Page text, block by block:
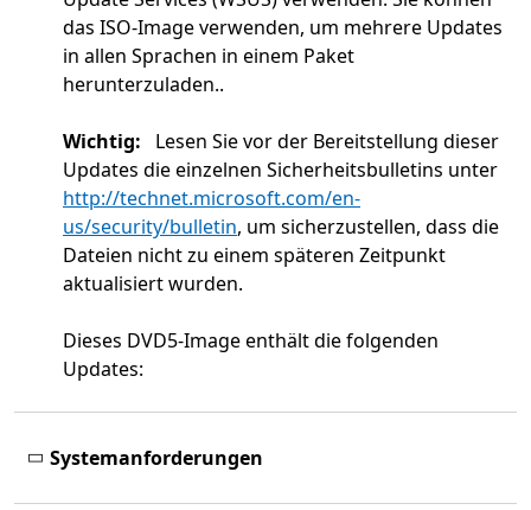
das ISO-Image verwenden, um mehrere Updates
in allen Sprachen in einem Paket
herunterzuladen..
Wichtig: Lesen Sie vor der Bereitstellung dieser
Updates die einzelnen Sicherheitsbulletins unter
http://technet.microsoft.com/en-
us/security/bulletin, um sicherzustellen, dass die
Dateien nicht zu einem späteren Zeitpunkt
aktualisiert wurden.
Dieses DVD5-Image enthält die folgenden
Updates:
Systemanforderungen